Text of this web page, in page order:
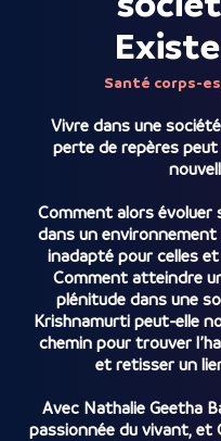
Santé corps-
Vivre dans une
perte de repères peut
Comment alors évoluer
dans un
inadapté pour celles
Comment atteindre
plénitude dans une
Krishnamurti peut-elle
chemin pour trouver
et retisser un
Avec Nathalie Geetha
passionnée du vivant, et